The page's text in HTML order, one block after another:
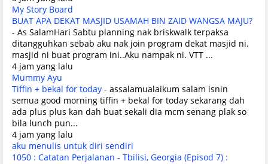
My Story Board
BUAT APA DEKAT MASJID USAMAH BIN ZAID WANGSA MAJU?
- As SalamHari Sabtu planning nak briskwalk terpaksa
ditangguhkan sebab aku nak join program dekat masjid ni.
masjid ni buat program ini..Aku nampak ni. VTT ...
4 jam yang lalu
Mummy Ayu
Tiffin + bekal for today - assalamualaikum salam isnin
semua good morning tiffin + bekal for today sekarang dah
ada plus plus kan dah buat sekali dia mcm senang plak so
bila lunch pun...
4 jam yang lalu
aku menulis untuk diri sendiri
1050 : Catatan Perjalanan - Tbilisi, Georgia (Episod 7) :